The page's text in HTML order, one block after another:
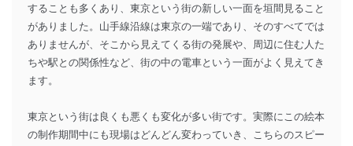
することも多くあり、東京という街の新しい一面を垣間見ること
がありました。山手線沿線は東京の一端であり、そのすべてでは
ありませんが、そこから見えてくる街の発展や、周辺に住む人た
ちや駅との関係性など、街の中の電車という一面がよく見えてき
ます。
東京という街は良くも悪くも変化が多い街です。実際にこの絵本
の制作期間中にも現場はどんどん変わっていき、こちらのスピー